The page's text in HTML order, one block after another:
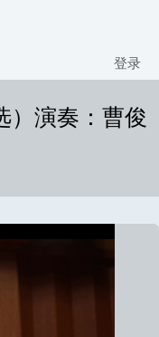
登录
）演奏：曹俊